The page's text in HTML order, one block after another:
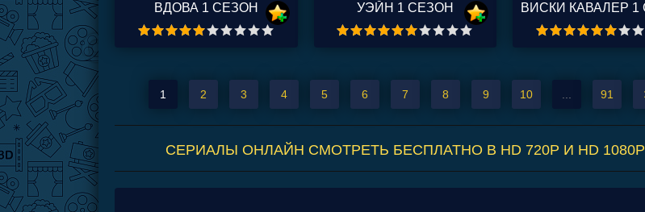
ВДОВА 1 СЕЗОН УЭЙН 1 СЕЗОН
1 2 3 4 5 6 7 8 9 10 ... 91
СЕРИАЛЫ ОНЛАЙН СМОТРЕТЬ БЕСПЛАТНО В HD 720P И HD 1080P